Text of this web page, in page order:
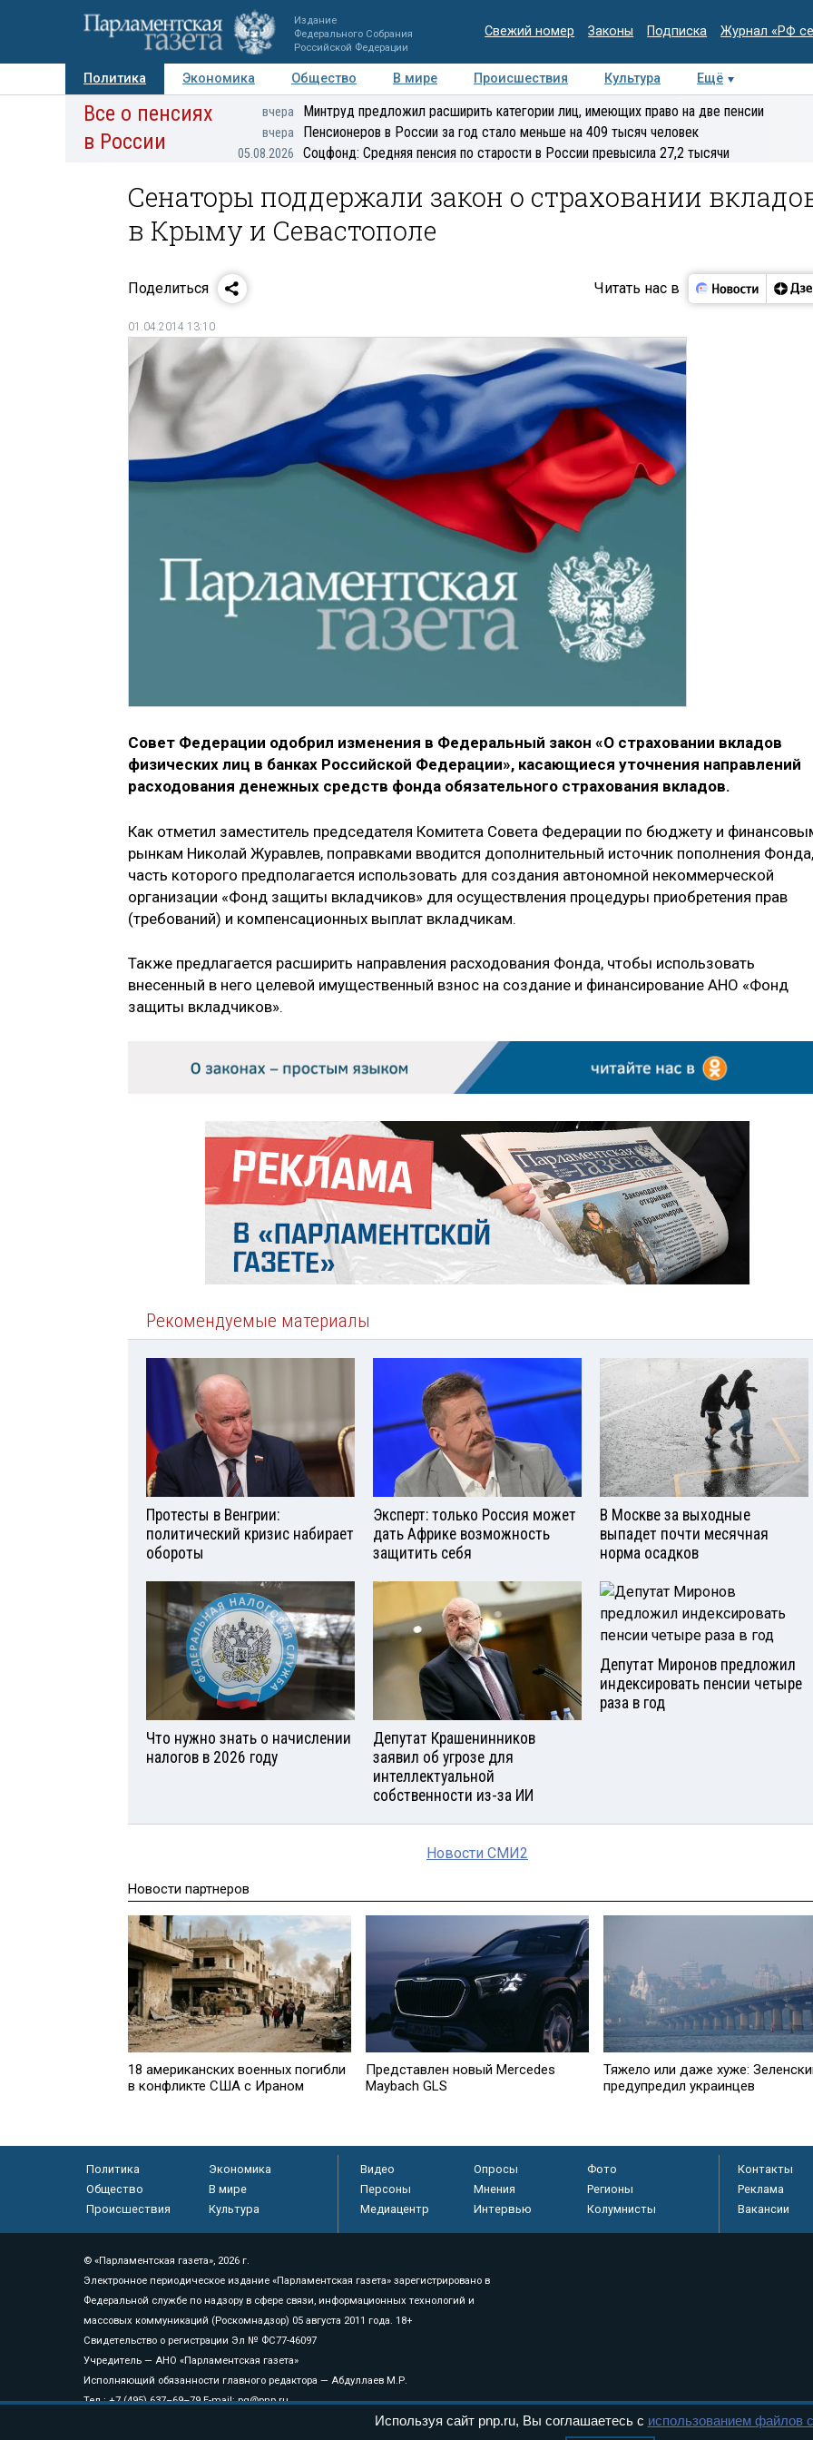
Издание
Федерального Собрания
Российской Федерации
Свежий номер Законы Подписка Журнал «РФ
Политика Экономика Общество В мире Происшествия Культура
Ещё
Авторы Персоны Мнения Регионы Медиацентр Интервью Колумнисты
Все о пенсиях
в России
вчера Минтруд предложил расширить категории лиц, имеющих право на две пенсии
вчера Пенсионеров в России за год стало меньше на 409 тысяч человек
05.08.2026 Соцфонд: Средняя пенсия по старости в России превысила 27,2 тысячи
Сенаторы поддержали закон о страховании
в Крыму и Севастополе
Поделиться Читать нас в
01.04.2014 13:10
Совет Федерации одобрил изменения в Федеральный закон «О страховании вкладов
физических лиц в банках Российской Федерации», касающиеся уточнения направлений
расходования денежных средств фонда обязательного страхования вкладов.
Как отметил заместитель председателя Комитета Совета Федерации по бюджету и
рынкам Николай Журавлев, поправками вводится дополнительный источник пополнения Фонда,
часть которого предполагается использовать для создания автономной некоммерческой
организации «Фонд защиты вкладчиков» для осуществления процедуры приобретения прав
(требований) и компенсационных выплат вкладчикам.
Также предлагается расширить направления расходования Фонда, чтобы использовать
внесенный в него целевой имущественный взнос на создание и финансирование АНО «Фонд
защиты вкладчиков».
Рекомендуемые материалы
Протесты в Венгрии:
политический кризис набирает
обороты
Эксперт: только Россия может
дать Африке возможность
защитить себя
В Москве за выходные
выпадет почти месячная
норма осадков
Что нужно знать о начислении
налогов в 2026 году
Депутат Крашенинников
заявил об угрозе для
интеллектуальной
собственности из-за ИИ
Депутат Миронов предложил
индексировать пенсии четыре
раза в год
Новости СМИ2
Новости партнеров
18 американских военных погибли
в конфликте США с Ираном
Представлен новый Mercedes
Maybach GLS
Тяжело или даже хуже:
предупредил украинцев
Политика
Экономика
Общество
В мире
Происшествия
Культура
Видео Опросы
Фото
Персоны
Мнения
Регионы
Медиацентр
Интервью Колумнисты
Контакты
Реклама
Вакансии
© «Парламентская газета», 2026 г.
Электронное периодическое издание «Парламентская газета» зарегистрировано в
Федеральной службе по надзору в сфере связи, информационных технологий и
массовых коммуникаций (Роскомнадзор) 05 августа 2011 года. 18+
Свидетельство о регистрации Эл № ФС77-46097
Учредитель — АНО «Парламентская газета»
Исполняющий обязанности главного редактора — Абдуллаев М.Р.
Тел.: +7 (495) 637–69–79 E-mail:pg@pnp.ru
«Парламентская газета» - официальное еженедельное издание Федерального Собрания РФ. Издается с 1997 года. Учредители газеты -
Используя сайт pnp.ru, Вы соглашаетесь с использованием файлов